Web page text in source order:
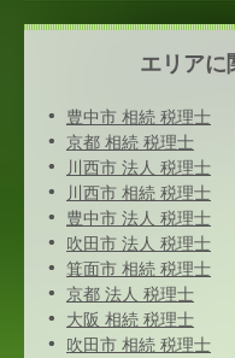
エリアに
豊中市 相続 税理士
京都 相続 税理士
川西市 法人 税理士
川西市 相続 税理士
豊中市 法人 税理士
吹田市 法人 税理士
箕面市 相続 税理士
京都 法人 税理士
大阪 相続 税理士
吹田市 相続 税理士